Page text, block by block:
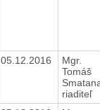
05.12.2016
Mgr.
Tomáš
riaditeľ